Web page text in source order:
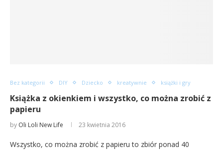
Bez kategorii DIY Dziecko kreatywnie książki i gry
Książka z okienkiem i wszystko, co można zrobić z
papieru
by Oli Loli New Life 23 kwietnia 2016
Wszystko, co można zrobić z papieru to zbiór ponad 40